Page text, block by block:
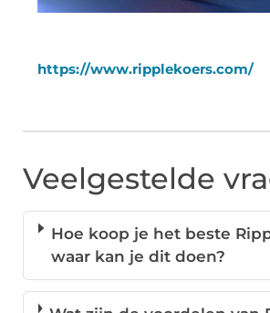
https://www.ripplekoers.com/
Veelgestelde
Hoe koop je het beste
waar kan je dit doen?